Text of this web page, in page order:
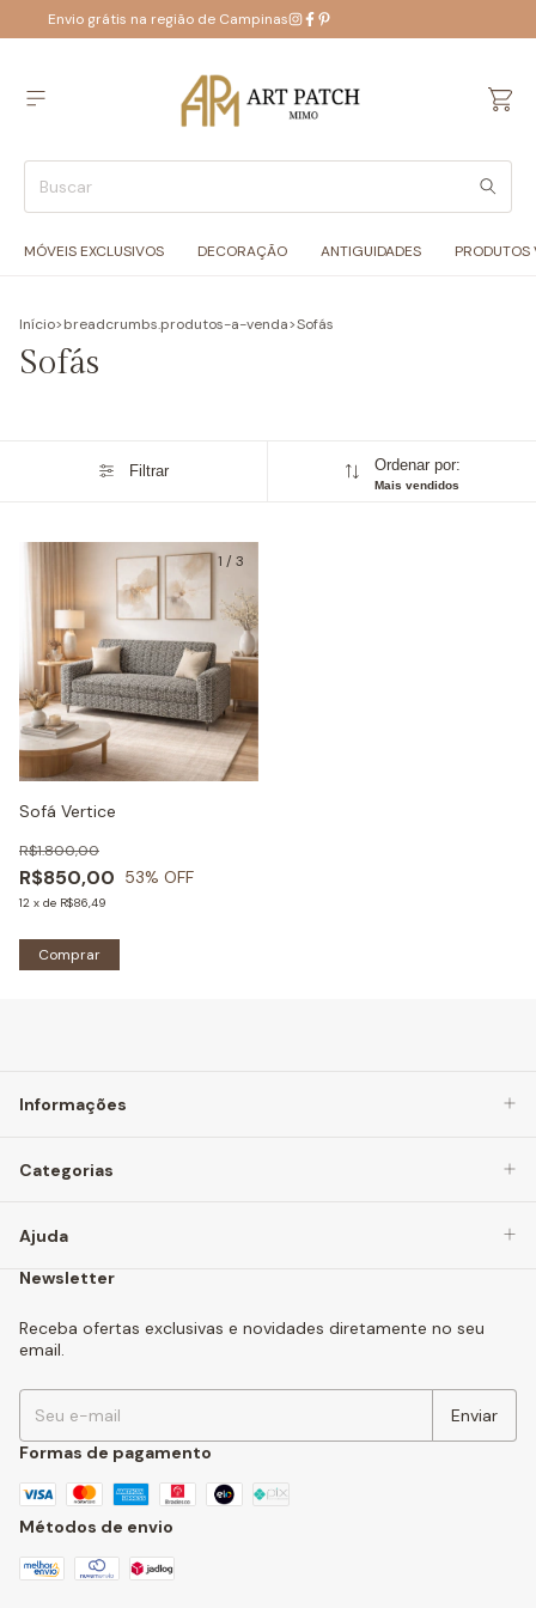
Envio grátis na região de Campinas
MÓVEIS EXCLUSIVOS DECORAÇÃO ANTIGUIDADES PRODUTOS
Início>breadcrumbs.produtos-a-venda>Sofás
Sofás
Filtrar Ordenar por:
Mais vendidos
1 /3
Sofá Vertice
R$850,00
R$1.800,00
53% OFF
12 x de R$86,49
Informações
Categorias
Ajuda
Newsletter
Receba ofertas exclusivas e novidades diretamente no seu
email.
Formas de pagamento
Métodos de envio